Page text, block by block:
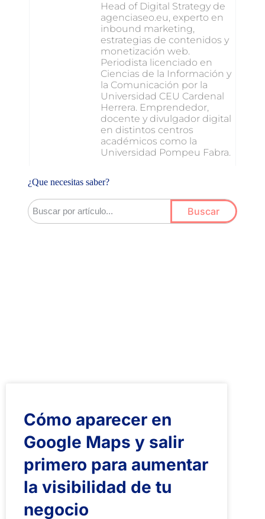
Head of Digital Strategy de
agenciaseo.eu, experto en
inbound marketing,
estrategias de contenidos y
monetización web.
Periodista licenciado en
Ciencias de la Información y
la Comunicación por la
Universidad CEU Cardenal
Herrera. Emprendedor,
docente y divulgador digital
en distintos centros
académicos como la
Universidad Pompeu Fabra.
¿Que necesitas saber?
Buscar
Cómo aparecer en
Google Maps y salir
primero para aumentar
la visibilidad de tu
negocio